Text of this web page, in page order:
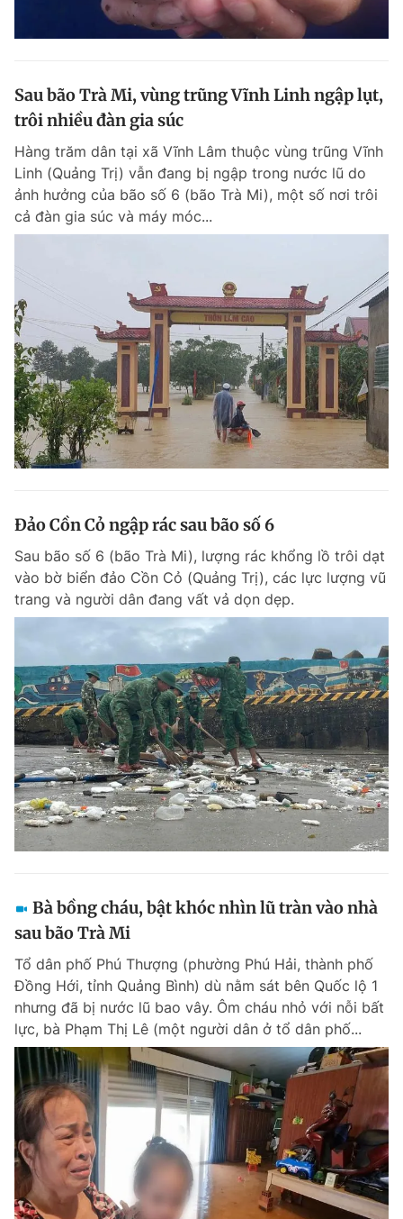
Sau bão Trà Mi, vùng trũng Vĩnh Linh ngập lụt,
trôi nhiều đàn gia súc
Hàng trăm dân tại xã Vĩnh Lâm thuộc vùng trũng Vĩnh
Linh (Quảng Trị) vẫn đang bị ngập trong nước lũ do
ảnh hưởng của bão số 6 (bão Trà Mi), một số nơi trôi
cả đàn gia súc và máy móc...
Đảo Cồn Cỏ ngập rác sau bão số 6
Sau bão số 6 (bão Trà Mi), lượng rác khổng lồ trôi dạt
vào bờ biển đảo Cồn Cỏ (Quảng Trị), các lực lượng vũ
trang và người dân đang vất vả dọn dẹp.
Bà bồng cháu, bật khóc nhìn lũ tràn vào nhà
sau bão Trà Mi
Tổ dân phố Phú Thượng (phường Phú Hải, thành phố
Đồng Hới, tỉnh Quảng Bình) dù nằm sát bên Quốc lộ 1
nhưng đã bị nước lũ bao vây. Ôm cháu nhỏ với nỗi bất
lực, bà Phạm Thị Lê (một người dân ở tổ dân phố...